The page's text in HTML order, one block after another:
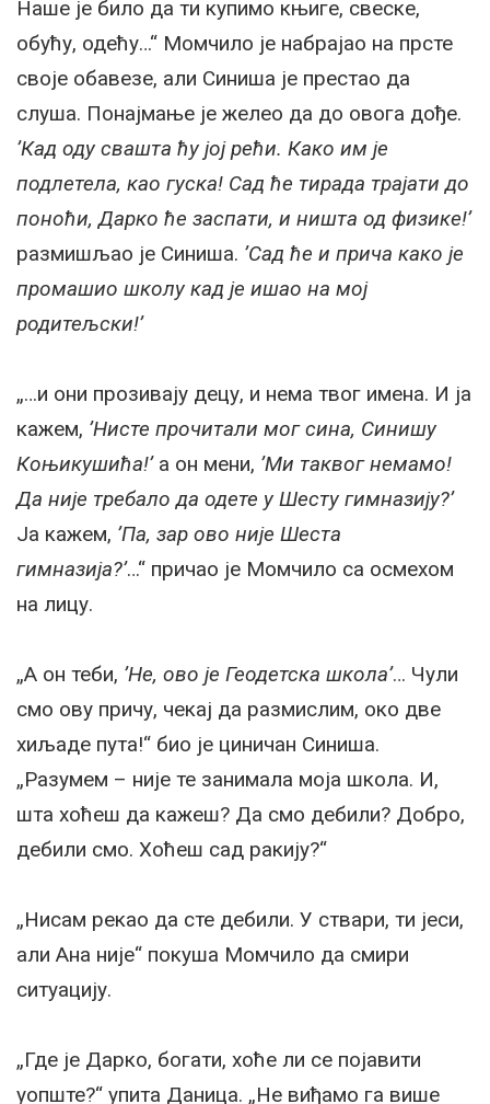
Наше је било да ти купимо књиге, свеске,
обућу, одећу…“ Момчило је набрајао на прсте
своје обавезе, али Синиша је престао да
слуша. Понајмање је желео да до овога дође.
’Кад оду свашта ћу јој рећи. Како им је
подлетела, као гуска! Сад ће тирада трајати до
поноћи, Дарко ће заспати, и ништа од физике!’
размишљао је Синиша. ’Сад ће и прича како је
промашио школу кад је ишао на мој
родитељски!’
„…и они прозивају децу, и нема твог имена. И ја
кажем, ’Нисте прочитали мог сина, Синишу
Коњикушића!’а он мени, ’Ми таквог немамо!
Да није требало да одете у Шесту гимназију?’
Ја кажем, ’Па, зар ово није Шеста
гимназија?’…“ причао је Момчило са осмехом
на лицу.
„А он теби, ’Не, ово је Геодетска школа’… Чули
смо ову причу, чекај да размислим, око две
хиљаде пута!“ био је циничан Синиша.
„Разумем – није те занимала моја школа. И,
шта хоћеш да кажеш? Да смо дебили? Добро,
дебили смо. Хоћеш сад ракију?“
„Нисам рекао да сте дебили. У ствари, ти јеси,
али Ана није“ покуша Момчило да смири
ситуацију.
„Где је Дарко, богати, хоће ли се појавити
уопште?“ упита Даница. „Не виђамо га више